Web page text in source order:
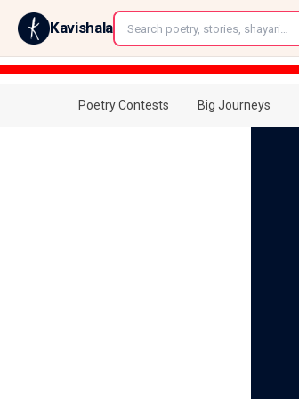
Kavishala
Poetry Contests Big Journeys